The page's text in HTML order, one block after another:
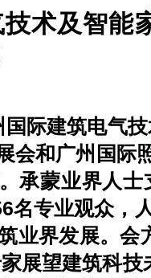
术及智能
际建筑电气
会和广州国际
承蒙业界人
名专业观众，
业界发展。
展望建筑科